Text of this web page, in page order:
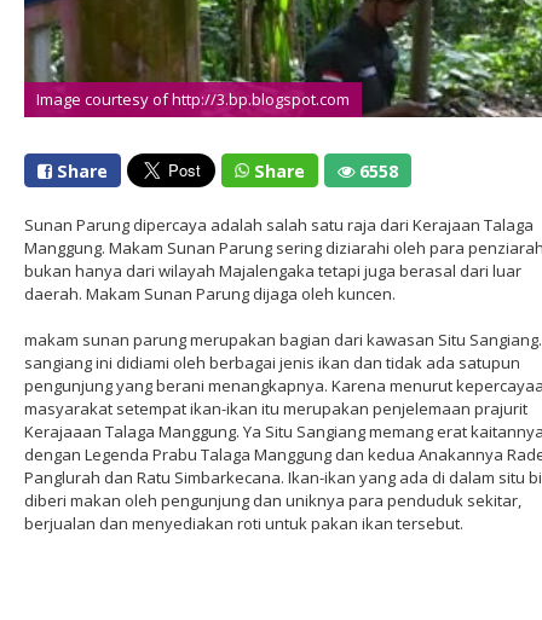
Image courtesy of http://3.bp.blogspot.com
Share Share 6558
Sunan Parung dipercaya adalah salah satu raja dari Kerajaan Talaga
Manggung. Makam Sunan Parung sering diziarahi oleh para
bukan hanya dari wilayah Majalengaka tetapi juga berasal dari luar
daerah. Makam Sunan Parung dijaga oleh kuncen.
makam sunan parung merupakan bagian dari kawasan Situ
sangiang ini didiami oleh berbagai jenis ikan dan tidak ada satupun
pengunjung yang berani menangkapnya. Karena menurut
masyarakat setempat ikan-ikan itu merupakan penjelemaan prajurit
Kerajaaan Talaga Manggung. Ya Situ Sangiang memang erat
dengan Legenda Prabu Talaga Manggung dan kedua Anakannya
Panglurah dan Ratu Simbarkecana. Ikan-ikan yang ada di dalam situ
diberi makan oleh pengunjung dan uniknya para penduduk sekitar,
berjualan dan menyediakan roti untuk pakan ikan tersebut.